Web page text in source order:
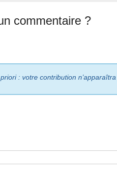
commentaire ?
: votre contribution